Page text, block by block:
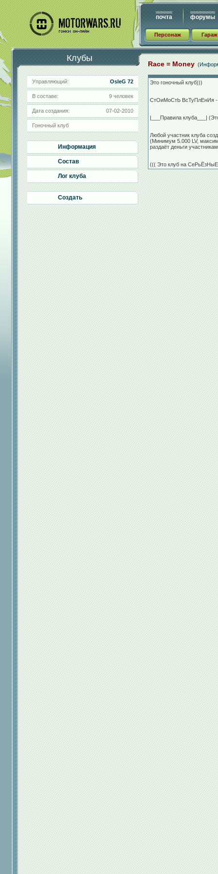
почта форумы
Персонаж Гараж
Клубы
Управляющий: OsleG 72
В составе: 9 человек
Дата создания: 07-02-2010
Гоночный клуб
Информация
Состав
Лог клуба
Создать
Race = Money
Это гоночный клуб)))
СтОиМоСтЬ ВсТуПлЕнИя -
|___Правила клуба___|
Любой участник клуба
(Минимум 5.000 LV,
раздаёт деньги
((( Это клуб на СеРьЁзНыЕ